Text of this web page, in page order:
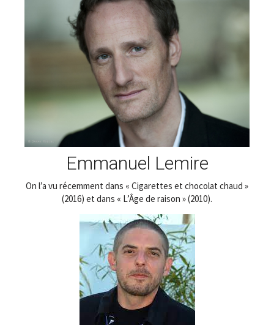
Emmanuel Lemire
On l’a vu récemment dans « Cigarettes et chocolat chaud »
(2016) et dans « L’Âge de raison » (2010).